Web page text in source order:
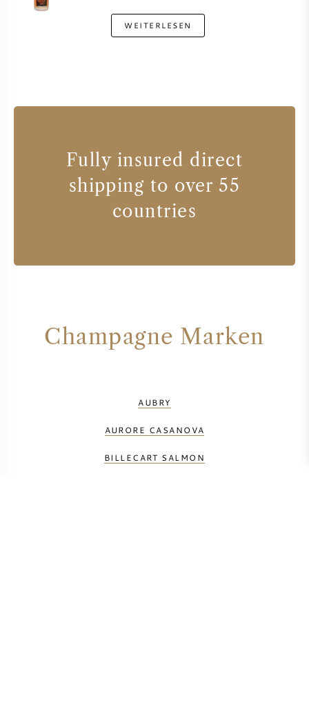
WEITERLESEN
Fully insured direct
shipping to over 55
countries
Champagne Marken
AUBRY
AURORE CASANOVA
BILLECART SALMON